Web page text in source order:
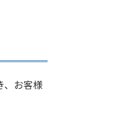
、お客様